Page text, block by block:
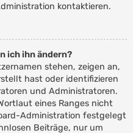
kontaktieren.
ich ihn ändern?
stehen, zeigen an,
hast oder identifizieren
und Administratoren.
eines Ranges nicht
Administration festgelegt
Beiträge, nur um